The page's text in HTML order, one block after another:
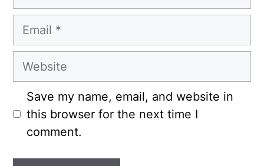
Email
Website
Save my name, email, and website in
this browser for the next time I
comment.